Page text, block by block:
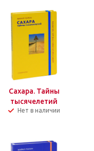
Сахара. Тайны
тысячелетий
Нет в наличии